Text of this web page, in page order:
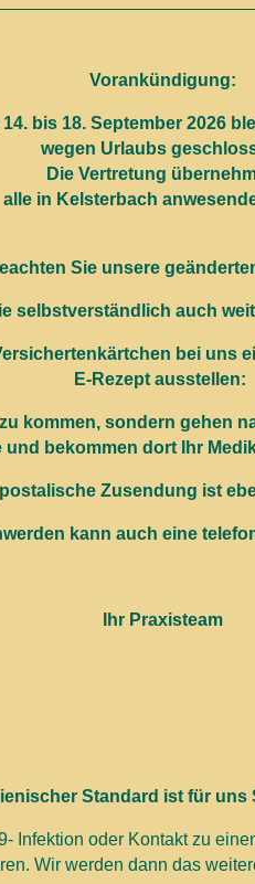
Vorankündigung:
14. bis 18. September 2026
wegen Urlaubs g
Die Vertretung
alle in Kelsterbach
Sie unsere
selbstverständlich auch
bei uns
E-Rezept ausstellen:
kommen, sondern gehen
und bekommen dort Ihr
Zusendung ist
kann auch eine
Ihr Praxisteam
Standard ist für
Infektion oder Kontakt zu
Wir werden dann das